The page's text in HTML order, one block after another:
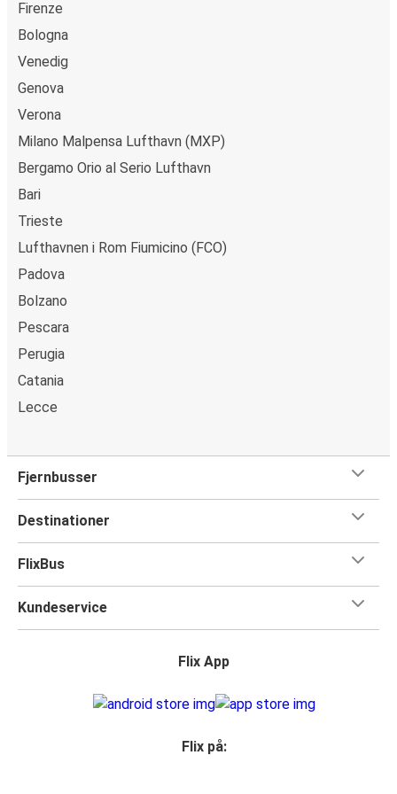
Firenze
Bologna
Venedig
Genova
Verona
Milano Malpensa Lufthavn (MXP)
Bergamo Orio al Serio Lufthavn
Bari
Trieste
Lufthavnen i Rom Fiumicino (FCO)
Padova
Bolzano
Pescara
Perugia
Catania
Lecce
Fjernbusser
Destinationer
FlixBus
Kundeservice
Flix App
Flix på: